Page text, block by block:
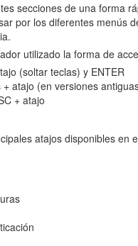
secciones de una forma
por los diferentes menús
utilizado la forma de
(soltar teclas) y ENTER
+ atajo (en versiones
+ atajo
atajos disponibles en